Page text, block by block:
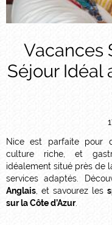
Vacances
Séjour Idéal
Nice est parfaite pour
culture riche, et
idéalement situé près de
services adaptés.
Anglais , et savourez les
sur la Côte d’Azur.